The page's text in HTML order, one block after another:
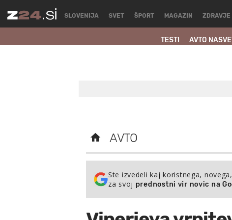
SLOVENIJA SVET ŠPORT MAGAZIN ZDRAVJE
TESTI AVTO
AVTO
Ste izvedeli kaj koristnega,
za svoj prednostni vir novic na